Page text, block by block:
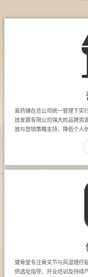
膏药铺在总公司统一管理下实
技发展有限公司强大的品牌资
放与营销策略支持，降低个人
健骨堂专注骨关节与风湿理疗
供选址指导、开业培训及持续